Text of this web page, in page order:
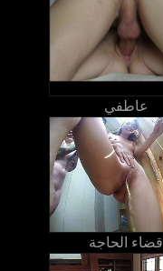
عاطفي
قضاء الحاجة